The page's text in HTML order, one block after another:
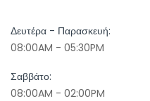
Δευτέρα - Παρασκευή:
08:00AM - 05:30PM
Σαββάτο:
08:00AM - 02:00PM